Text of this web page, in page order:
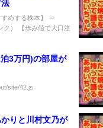
法
すめする株本】 ⇒
ク） 【歩み値で大口注
3万円)の部屋が
site/42.js
りと川村文乃が